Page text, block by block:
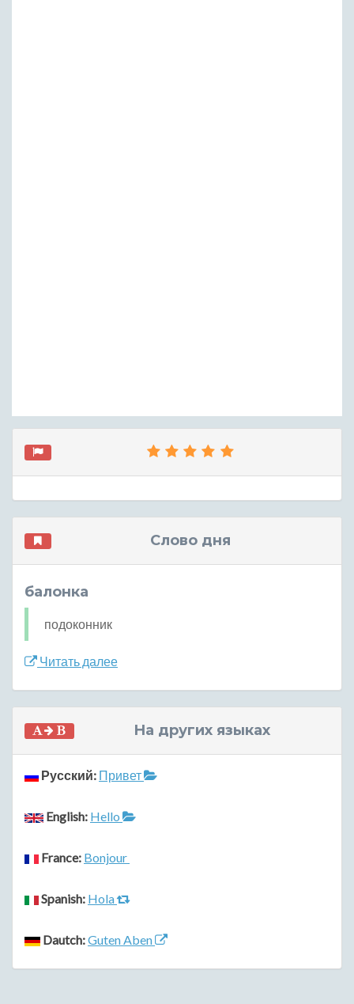
Слово дня
балонка
подоконник
Читать далее
На других языках
Русский: Привет
English: Hello
France: Bonjour
Spanish: Hola
Dautch:Guten Aben